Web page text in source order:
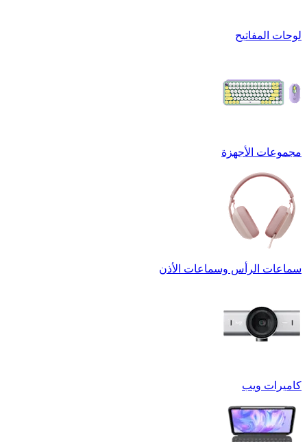
لوحات المفاتيح
مجموعات الأجهزة
سماعات الرأس وسماعات الأذن
كاميرات ويب